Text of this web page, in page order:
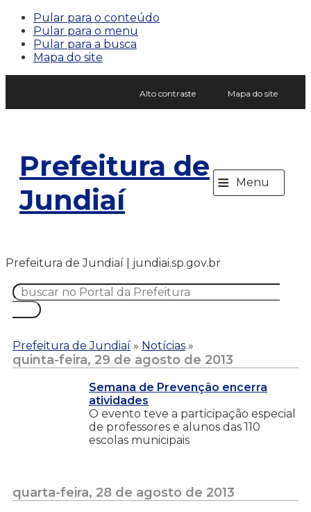
Pular para o conteúdo
Pular para o menu
Pular para a busca
Mapa do site
Alto contraste Mapa do site
Prefeitura de
Jundiaí
≡ Menu
Prefeitura de Jundiaí | jundiai.sp.gov.br
Prefeitura de Jundiaí » Notícias »
quinta-feira, 29 de agosto de 2013
Semana de Prevenção encerra
atividades
O evento teve a participação especial
de professores e alunos das 110
escolas municipais
quarta-feira, 28 de agosto de 2013